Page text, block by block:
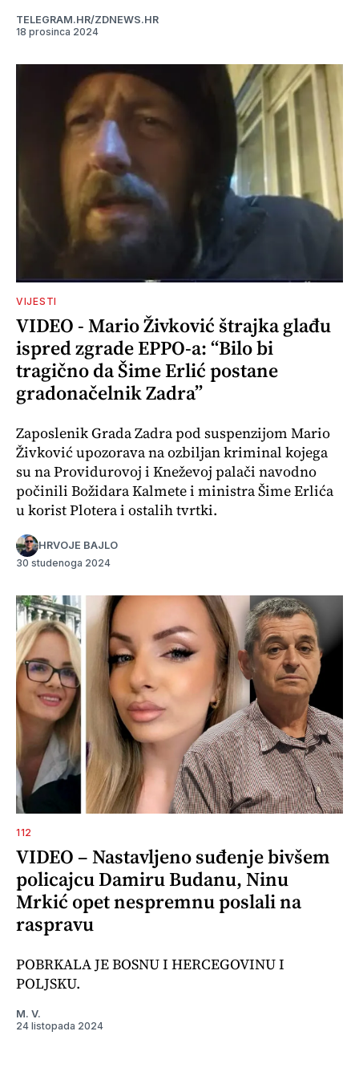
TELEGRAM.HR/ZDNEWS.HR
18 prosinca 2024
VIJESTI
VIDEO - Mario Živković štrajka glađu
ispred zgrade EPPO-a: “Bilo bi
tragično da Šime Erlić postane
gradonačelnik Zadra”
Zaposlenik Grada Zadra pod suspenzijom Mario
Živković upozorava na ozbiljan kriminal kojega
su na Providurovoj i Kneževoj palači navodno
počinili Božidara Kalmete i ministra Šime Erlića
u korist Plotera i ostalih tvrtki.
HRVOJE BAJLO
30 studenoga 2024
112
VIDEO – Nastavljeno suđenje bivšem
policajcu Damiru Budanu, Ninu
Mrkić opet nespremnu poslali na
raspravu
POBRKALA JE BOSNU I HERCEGOVINU I
POLJSKU.
M. V.
24 listopada 2024